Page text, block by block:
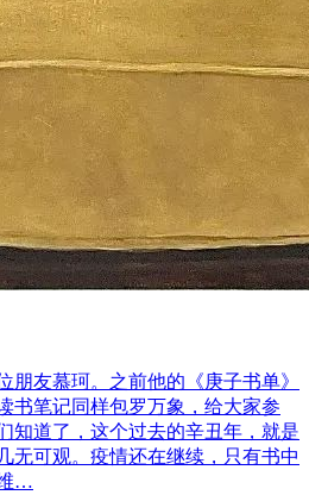
朋友慕珂。之前他的《庚子书单》
书笔记同样包罗万象，给大家参
知道了，这个过去的辛丑年，就是
无可观。疫情还在继续，只有书中
…